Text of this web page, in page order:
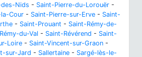
Nids - Saint-Pierre-du-Lorouër -
Cour - Saint-Pierre-sur-Erve - Saint-
- Saint-Prouant - Saint-Rémy-de-
du-Val - Saint-Révérend - Saint-
Loire - Saint-Vincent-sur-Graon -
sur-Jard - Sallertaine - Sargé-lès-le-